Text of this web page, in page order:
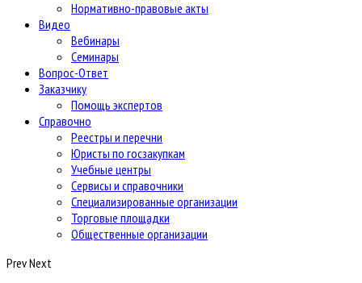
Нормативно-правовые акты
Видео
Вебинары
Семинары
Вопрос-Ответ
Заказчику
Помощь экспертов
Справочно
Реестры и перечни
Юристы по госзакупкам
Учебные центры
Сервисы и справочники
Специализированные организации
Торговые площадки
Общественные организации
PrevNext